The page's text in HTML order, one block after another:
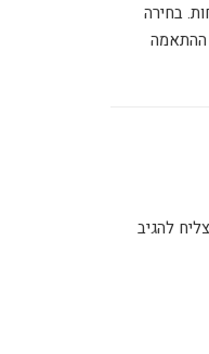
בחירה
ההתאמה
להגיב